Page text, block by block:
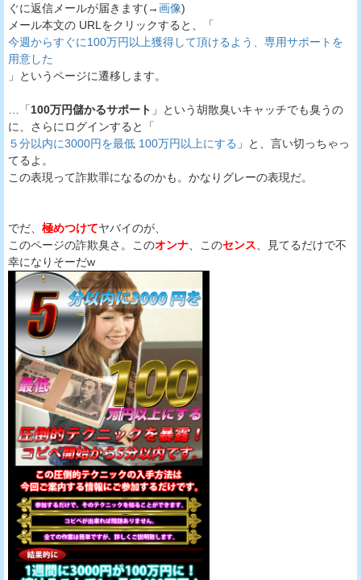
ぐに返信メールが届きます(→画像)
メール本文の URLをクリックすると、「
今週からすぐに100万円以上獲得して頂けるよう、専用サポートを
用意した
」というページに遷移します。
…「100万円儲かるサポート 」という胡散臭いキャッチでも臭うの
に、さらにログインすると「
５分以内に3000円を最低 100万円以上にする 」と、言い切っちゃっ
てるよ。
この表現って詐欺罪になるのかも。かなりグレーの表現だ。
でだ、 極めつけてヤバイのが、
このページの詐欺臭さ。このオンナ 、このセンス 、見てるだけで不
幸になりそーだw